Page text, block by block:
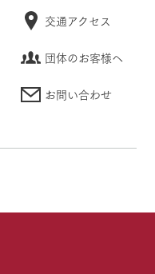
交通アクセス
団体のお客様へ
お問い合わせ